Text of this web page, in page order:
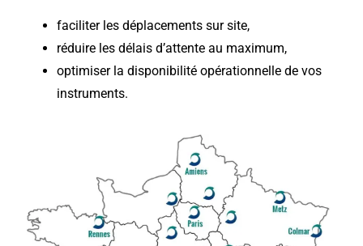
faciliter les déplacements sur site,
réduire les délais d’attente au maximum,
optimiser la disponibilité opérationnelle de vos
instruments.